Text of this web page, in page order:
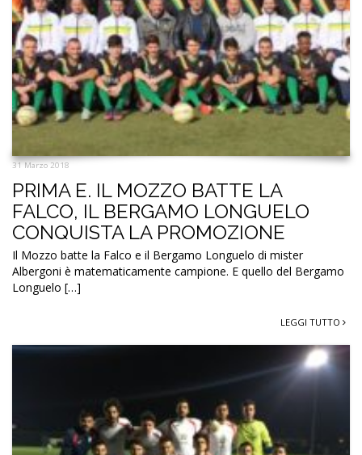
31 Marzo 2018
PRIMA E. IL MOZZO BATTE LA
FALCO, IL BERGAMO LONGUELO
CONQUISTA LA PROMOZIONE
Il Mozzo batte la Falco e il Bergamo Longuelo di mister
Albergoni è matematicamente campione. E quello del Bergamo
Longuelo […]
LEGGI TUTTO